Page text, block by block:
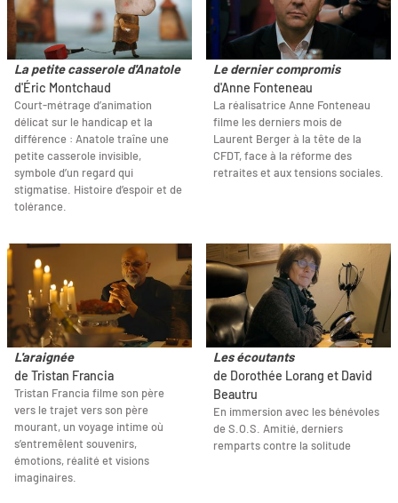
La petite casserole d'Anatole
d'Éric Montchaud
Court‐métrage d’animation
délicat sur le handicap et la
différence : Anatole traîne une
petite casserole invisible,
symbole d’un regard qui
stigmatise. Histoire d’espoir et de
tolérance.
Le dernier compromis
d'Anne Fonteneau
La réalisatrice Anne Fonteneau
filme les derniers mois de
Laurent Berger à la tête de la
CFDT, face à la réforme des
retraites et aux tensions sociales.
L'araignée
de Tristan Francia
Tristan Francia filme son père
vers le trajet vers son père
mourant, un voyage intime où
s’entremêlent souvenirs,
émotions, réalité et visions
imaginaires.
Les écoutants
de Dorothée Lorang et David
Beautru
En immersion avec les bénévoles
de S.O.S. Amitié, derniers
remparts contre la solitude